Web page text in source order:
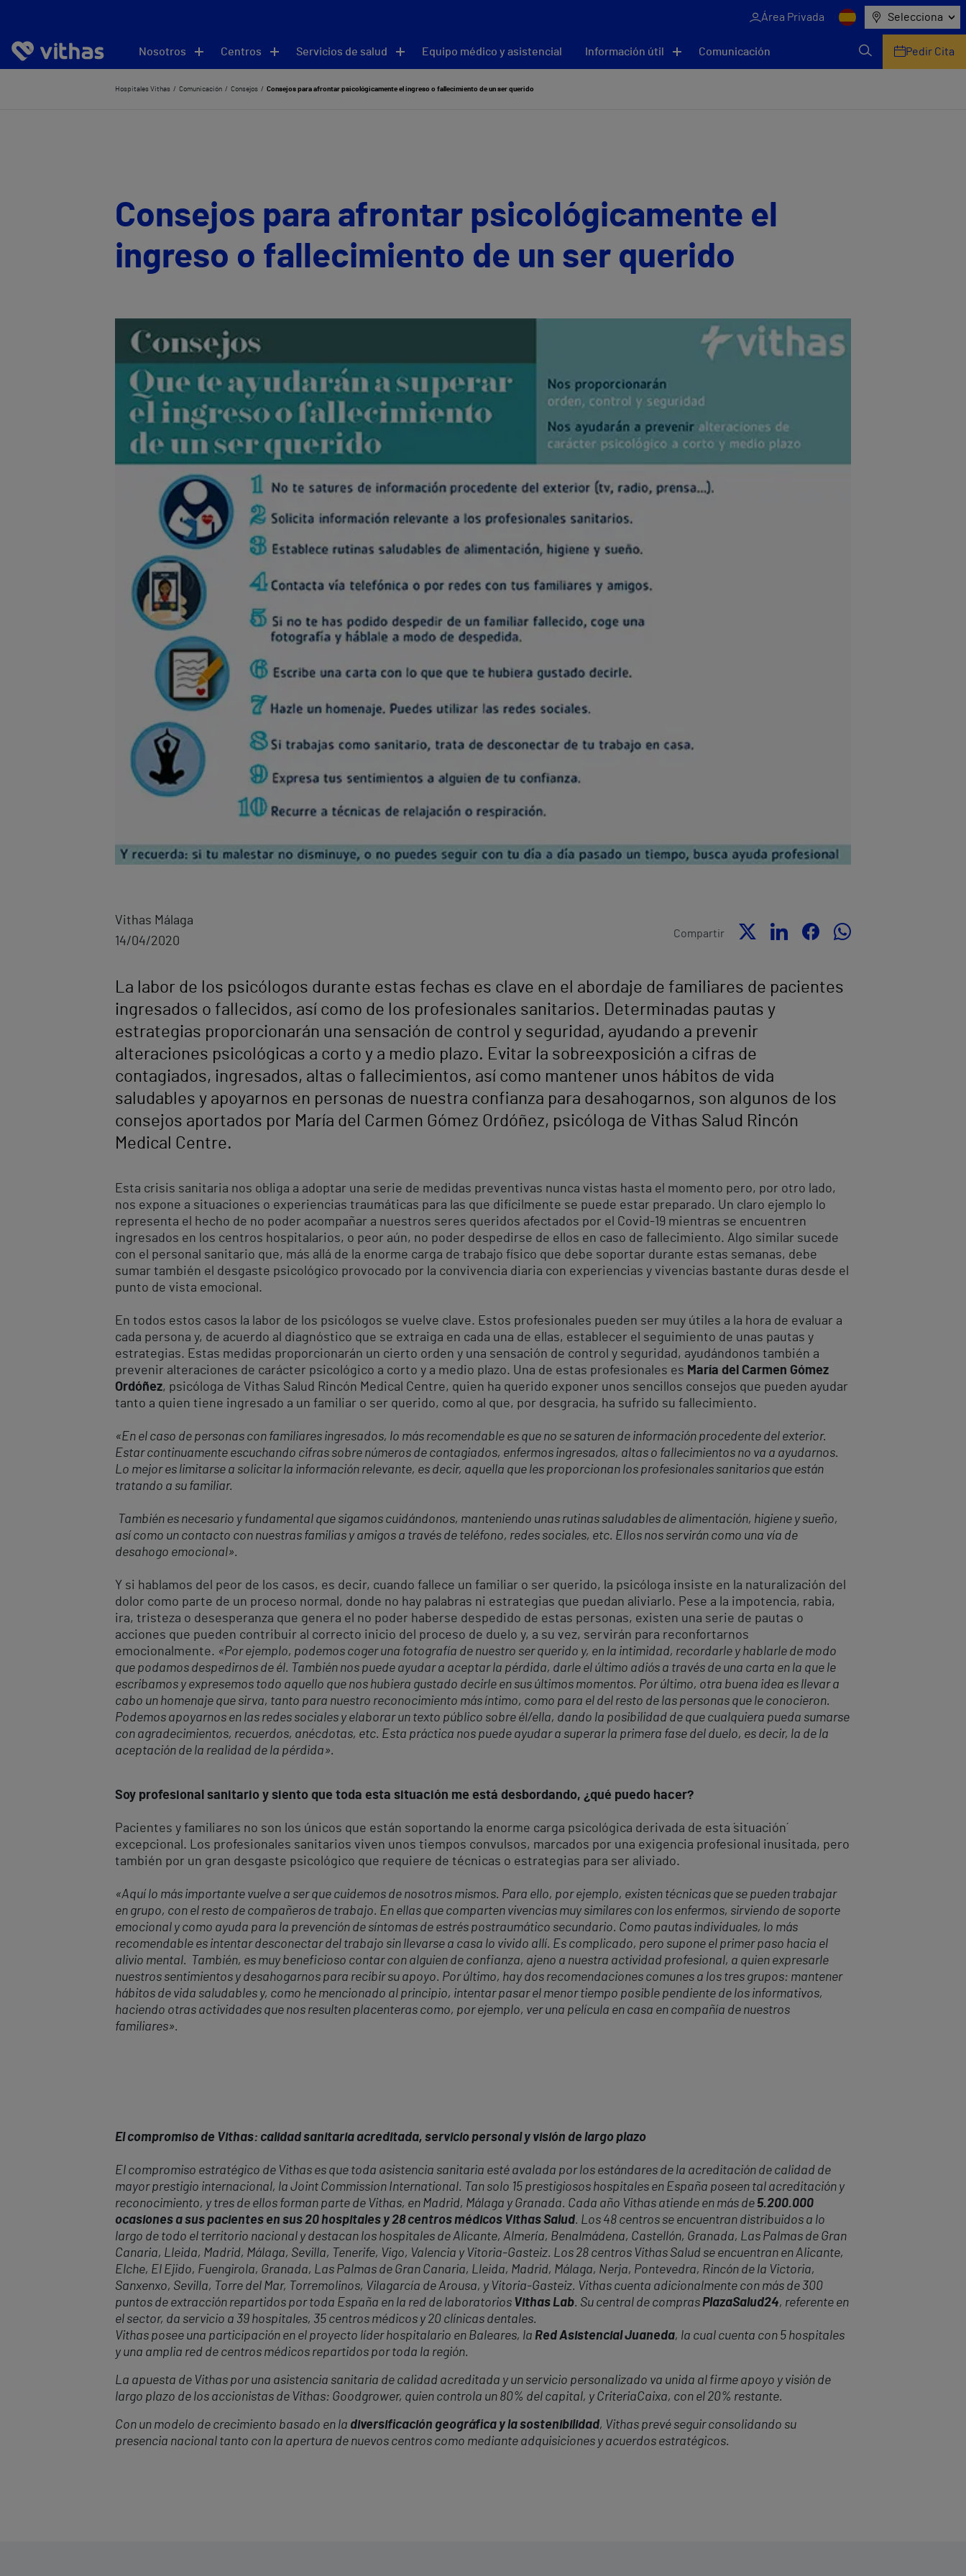
Área Privada Selecciona
Nosotros Centros Servicios de salud Equipo médico y asistencial Información útil Comunicación Pedir Cita
Hospitales Vithas Comunicación Consejos Consejos para afrontar psicológicamente el ingreso o fallecimiento de un ser querido
Consejos para afrontar psicológicamente el
ingreso o fallecimiento de un ser querido
Vithas Málaga
14/04/2020
Compartir
La labor de los psicólogos durante estas fechas es clave en el abordaje de familiares de pacientes
ingresados o fallecidos, así como de los profesionales sanitarios. Determinadas pautas y
estrategias proporcionarán una sensación de control y seguridad, ayudando a prevenir
alteraciones psicológicas a corto y a medio plazo. Evitar la sobreexposición a cifras de
contagiados, ingresados, altas o fallecimientos, así como mantener unos hábitos de vida
saludables y apoyarnos en personas de nuestra confianza para desahogarnos, son algunos de los
consejos aportados por María del Carmen Gómez Ordóñez, psicóloga de Vithas Salud Rincón
Medical Centre.
Esta crisis sanitaria nos obliga a adoptar una serie de medidas preventivas nunca vistas hasta el momento pero, por otro lado,
nos expone a situaciones o experiencias traumáticas para las que difícilmente se puede estar preparado. Un claro ejemplo lo
representa el hecho de no poder acompañar a nuestros seres queridos afectados por el Covid-19 mientras se encuentren
ingresados en los centros hospitalarios, o peor aún, no poder despedirse de ellos en caso de fallecimiento. Algo similar sucede
con el personal sanitario que, más allá de la enorme carga de trabajo físico que debe soportar durante estas semanas, debe
sumar también el desgaste psicológico provocado por la convivencia diaria con experiencias y vivencias bastante duras desde el
punto de vista emocional.
En todos estos casos la labor de los psicólogos se vuelve clave. Estos profesionales pueden ser muy útiles a la hora de evaluar a
cada persona y, de acuerdo al diagnóstico que se extraiga en cada una de ellas, establecer el seguimiento de unas pautas y
estrategias. Estas medidas proporcionarán un cierto orden y una sensación de control y seguridad, ayudándonos también a
prevenir alteraciones de carácter psicológico a corto y a medio plazo. Una de estas profesionales es María del Carmen Gómez
Ordóñez, psicóloga de Vithas Salud Rincón Medical Centre, quien ha querido exponer unos sencillos consejos que pueden ayudar
tanto a quien tiene ingresado a un familiar o ser querido, como al que, por desgracia, ha sufrido su fallecimiento.
«En el caso de personas con familiares ingresados, lo más recomendable es que no se saturen de información procedente del exterior.
Estar continuamente escuchando cifras sobre números de contagiados, enfermos ingresados, altas o fallecimientos no va a ayudarnos.
Lo mejor es limitarse a solicitar la información relevante, es decir, aquella que les proporcionan los profesionales sanitarios que están
tratando a su familiar.
También es necesario y fundamental que sigamos cuidándonos, manteniendo unas rutinas saludables de alimentación, higiene y sueño,
así como un contacto con nuestras familias y amigos a través de teléfono, redes sociales, etc. Ellos nos servirán como una vía de
desahogo emocional».
Y si hablamos del peor de los casos, es decir, cuando fallece un familiar o ser querido, la psicóloga insiste en la naturalización del
dolor como parte de un proceso normal, donde no hay palabras ni estrategias que puedan aliviarlo. Pese a la impotencia, rabia,
ira, tristeza o desesperanza que genera el no poder haberse despedido de estas personas, existen una serie de pautas o
acciones que pueden contribuir al correcto inicio del proceso de duelo y, a su vez, servirán para reconfortarnos
emocionalmente. «Por ejemplo, podemos coger una fotografía de nuestro ser querido y, en la intimidad, recordarle y hablarle de modo
que podamos despedirnos de él. También nos puede ayudar a aceptar la pérdida, darle el último adiós a través de una carta en la que le
escribamos y expresemos todo aquello que nos hubiera gustado decirle en sus últimos momentos. Por último, otra buena idea es llevar a
cabo un homenaje que sirva, tanto para nuestro reconocimiento más íntimo, como para el del resto de las personas que le conocieron.
Podemos apoyarnos en las redes sociales y elaborar un texto público sobre él/ella, dando la posibilidad de que cualquiera pueda sumarse
con agradecimientos, recuerdos, anécdotas, etc. Esta práctica nos puede ayudar a superar la primera fase del duelo, es decir, la de la
aceptación de la realidad de la pérdida».
Soy profesional sanitario y siento que toda esta situación me está desbordando, ¿qué puedo hacer?
Pacientes y familiares no son los únicos que están soportando la enorme carga psicológica derivada de esta ´situación´
excepcional. Los profesionales sanitarios viven unos tiempos convulsos, marcados por una exigencia profesional inusitada, pero
también por un gran desgaste psicológico que requiere de técnicas o estrategias para ser aliviado.
«Aquí lo más importante vuelve a ser que cuidemos de nosotros mismos. Para ello, por ejemplo, existen técnicas que se pueden trabajar
en grupo, con el resto de compañeros de trabajo. En ellas que comparten vivencias muy similares con los enfermos, sirviendo de soporte
emocional y como ayuda para la prevención de síntomas de estrés postraumático secundario. Como pautas individuales, lo más
recomendable es intentar desconectar del trabajo sin llevarse a casa lo vivido allí. Es complicado, pero supone el primer paso hacia el
alivio mental. También, es muy beneficioso contar con alguien de confianza, ajeno a nuestra actividad profesional, a quien expresarle
nuestros sentimientos y desahogarnos para recibir su apoyo. Por último, hay dos recomendaciones comunes a los tres grupos: mantener
hábitos de vida saludables y, como he mencionado al principio, intentar pasar el menor tiempo posible pendiente de los informativos,
haciendo otras actividades que nos resulten placenteras como, por ejemplo, ver una película en casa en compañía de nuestros
familiares».
El compromiso de Vithas: calidad sanitaria acreditada, servicio personal y visión de largo plazo
El compromiso estratégico de Vithas es que toda asistencia sanitaria esté avalada por los estándares de la acreditación de calidad de
mayor prestigio internacional, la Joint Commission International. Tan solo 15 prestigiosos hospitales en España poseen tal acreditación y
reconocimiento, y tres de ellos forman parte de Vithas, en Madrid, Málaga y Granada. Cada año Vithas atiende en más de 5.200.000
ocasiones a sus pacientes en sus 20 hospitales y 28 centros médicos Vithas Salud. Los 48 centros se encuentran distribuidos a lo
largo de todo el territorio nacional y destacan los hospitales de Alicante, Almería, Benalmádena, Castellón, Granada, Las Palmas de Gran
Canaria, Lleida, Madrid, Málaga, Sevilla, Tenerife, Vigo, Valencia y Vitoria-Gasteiz. Los 28 centros Vithas Salud se encuentran en Alicante,
Elche, El Ejido, Fuengirola, Granada, Las Palmas de Gran Canaria, Lleida, Madrid, Málaga, Nerja, Pontevedra, Rincón de la Victoria,
Sanxenxo, Sevilla, Torre del Mar, Torremolinos, Vilagarcía de Arousa, y Vitoria-Gasteiz. Vithas cuenta adicionalmente con más de 300
puntos de extracción repartidos por toda España en la red de laboratorios Vithas Lab. Su central de comprasPlazaSalud24, referente en
el sector, da servicio a 39 hospitales, 35 centros médicos y 20 clínicas dentales.
Vithas posee una participación en el proyecto líder hospitalario en Baleares, la Red Asistencial Juaneda, la cual cuenta con 5 hospitales
y una amplia red de centros médicos repartidos por toda la región.
La apuesta de Vithas por una asistencia sanitaria de calidad acreditada y un servicio personalizado va unida al firme apoyo y visión de
largo plazo de los accionistas de Vithas: Goodgrower, quien controla un 80% del capital, y CriteriaCaixa, con el 20% restante.
Con un modelo de crecimiento basado en la diversificación geográfica y la sostenibilidad, Vithas prevé seguir consolidando su
presencia nacional tanto con la apertura de nuevos centros como mediante adquisiciones y acuerdos estratégicos.